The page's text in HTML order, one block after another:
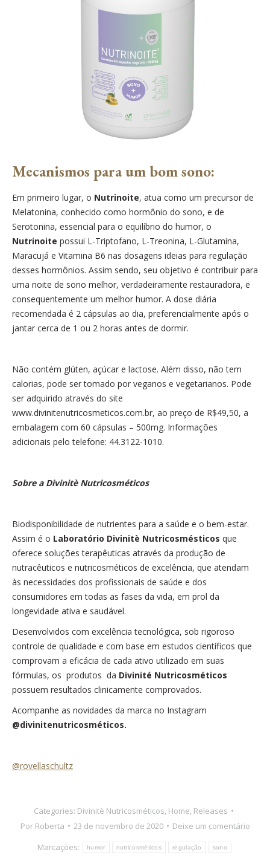
Mecanismos para um bom sono:
Em primeiro lugar, o Nutrinoite, atua como um precursor de
Melatonina, conhecido como hormônio do sono, e de
Serotonina, essencial para o equilíbrio do humor, o
Nutrinoite possui L-Triptofano, L-Treonina, L-Glutamina,
Maracujá e Vitamina B6 nas dosagens ideias para regulação
desses hormônios. Assim sendo, seu objetivo é contribuir para
uma noite de sono melhor, verdadeiramente restauradora, e
consequentemente um melhor humor. A dose diária
recomendada é 2 cápsulas ao dia, preferencialmente após o
jantar cerca de 1 ou 2 horas antes de dormir.
Não contém glúten, açúcar e lactose. Além disso, não tem
calorias, pode ser tomado por veganos e vegetarianos. Pode
ser adquirido através do site
www.divinitenutricosmeticos.com.br, ao preço de R$49,50, a
embalagem com 60 cápsulas – 500mg. Informações
adicionais pelo telefone: 44.3122-1010.
Sobre a Divinitè Nutricosméticos
Biodisponibilidade de nutrientes para a saúde e o bem-estar.
Assim é o Laboratório Divinitè Nutricosmésticos que
oferece soluções terapêuticas através da produção de
nutracêuticos e nutricosméticos de excelência, que atendam
às necessidades dos profissionais de saúde e dos
consumidores em todas as fases da vida, em prol da
longevidade ativa e saudável.
Desenvolvidos com excelência tecnológica, sob rigoroso
controle de qualidade e com base em estudos científicos que
comprovam a eficácia de cada ativo utilizado em suas
fórmulas, os produtos da Divinité Nutricosméticos
possuem resultados clinicamente comprovados.
Acompanhe as novidades da marca no Instagram
@divinitenutricosméticos.
@rovellaschultz
Categories: Divinitè Nutricosméticos, Home, Releases
Por Roberta 23 de novembro de 2020
Deixe um comentário
Marcações:
humor nutricosméticos regulação sono